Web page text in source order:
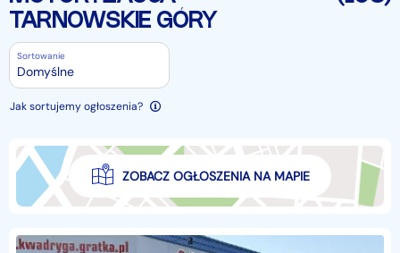
TARNOWSKIE GÓRY
Sortowanie
Domyślne
Jak sortujemy ogłoszenia?
ZOBACZ OGŁOSZENIA NA MAPIE